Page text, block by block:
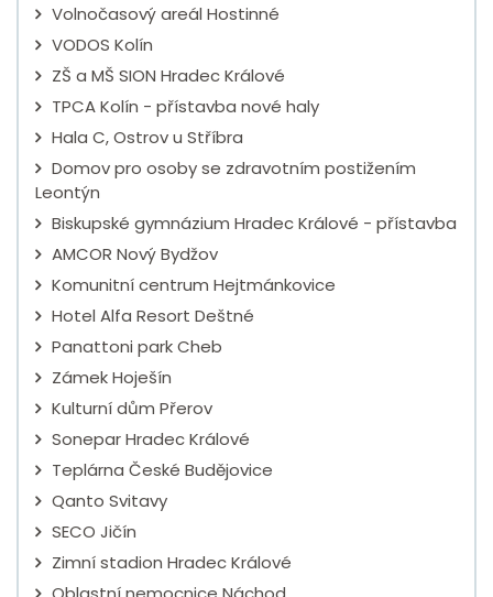
Volnočasový areál Hostinné
VODOS Kolín
ZŠ a MŠ SION Hradec Králové
TPCA Kolín - přístavba nové haly
Hala C, Ostrov u Stříbra
Domov pro osoby se zdravotním postižením
Leontýn
Biskupské gymnázium Hradec Králové - přístavba
AMCOR Nový Bydžov
Komunitní centrum Hejtmánkovice
Hotel Alfa Resort Deštné
Panattoni park Cheb
Zámek Hoješín
Kulturní dům Přerov
Sonepar Hradec Králové
Teplárna České Budějovice
Qanto Svitavy
SECO Jičín
Zimní stadion Hradec Králové